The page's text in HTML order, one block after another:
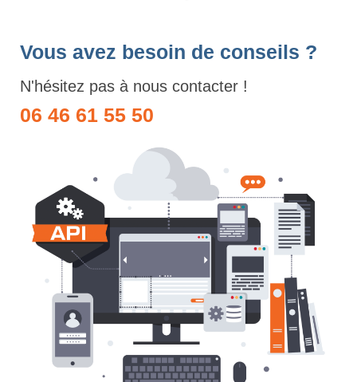
Vous avez besoin de conseils ?
N'hésitez pas à nous contacter !
06 46 61 55 50